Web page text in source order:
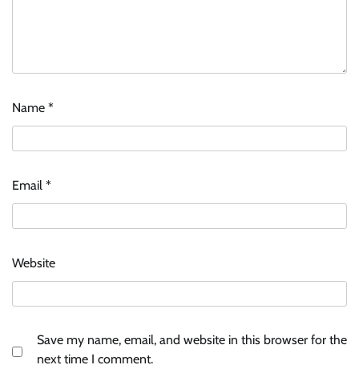
Name *
Email *
Website
Save my name, email, and website in this browser for the
next time I comment.